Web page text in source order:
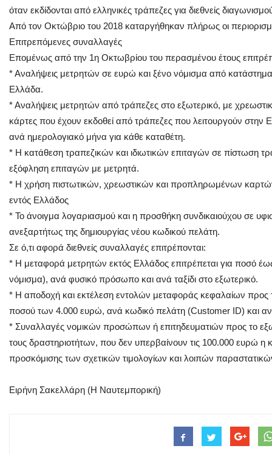
όταν εκδίδονται από ελληνικές τράπεζες για διεθνείς
Από τον Οκτώβριο του 2018 καταργήθηκαν πλήρως οι
Επιτρεπόμενες συναλλαγές
Επομένως από την 1η Οκτωβρίου του περασμένου έτους
* Αναλήψεις μετρητών σε ευρώ και ξένο νόμισμα από
Ελλάδα.
* Αναλήψεις μετρητών από τράπεζες στο εξωτερικό, με
κάρτες που έχουν εκδοθεί από τράπεζες που λειτουργούν
ανά ημερολογιακό μήνα για κάθε καταθέτη.
* Η κατάθεση τραπεζικών και ιδιωτικών επιταγών σε πίστωση
εξόφληση επιταγών με μετρητά.
* Η χρήση πιστωτικών, χρεωστικών και προπληρωμένων
εντός Ελλάδος
* Το άνοιγμα λογαριασμού και η προσθήκη συνδικαιούχου σε
ανεξαρτήτως της δημιουργίας νέου κωδικού πελάτη.
Σε ό,τι αφορά διεθνείς συναλλαγές επιτρέπονται:
* Η μεταφορά μετρητών εκτός Ελλάδος επιτρέπεται για ποσό
νόμισμα), ανά φυσικό πρόσωπο και ανά ταξίδι στο εξωτερικό.
* Η αποδοχή και εκτέλεση εντολών μεταφοράς κεφαλαίων προς
ποσού των 4.000 ευρώ, ανά κωδικό πελάτη (Customer ID) και
* Συναλλαγές νομικών προσώπων ή επιτηδευματιών προς το
τους δραστηριοτήτων, που δεν υπερβαίνουν τις 100.000 ευρώ
προσκόμισης των σχετικών τιμολογίων και λοιπών
Ειρήνη Σακελλάρη (Η Ναυτεμπορική)